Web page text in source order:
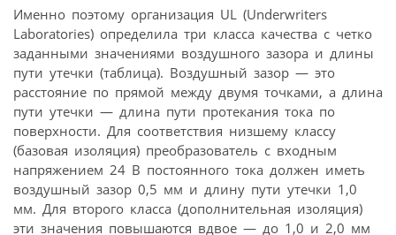
Именно поэтому организация UL (Underwriters
Laboratories) определила три класса качества с четко
заданными значениями воздушного зазора и длины
пути утечки (таблица). Воздушный зазор — это
расстояние по прямой между двумя точками, а длина
пути утечки — длина пути протекания тока по
поверхности. Для соответствия низшему классу
(базовая изоляция) преобразователь с входным
напряжением 24 В постоянного тока должен иметь
воздушный зазор 0,5 мм и длину пути утечки 1,0
мм. Для второго класса (дополнительная изоляция)
эти значения повышаются вдвое — до 1,0 и 2,0 мм